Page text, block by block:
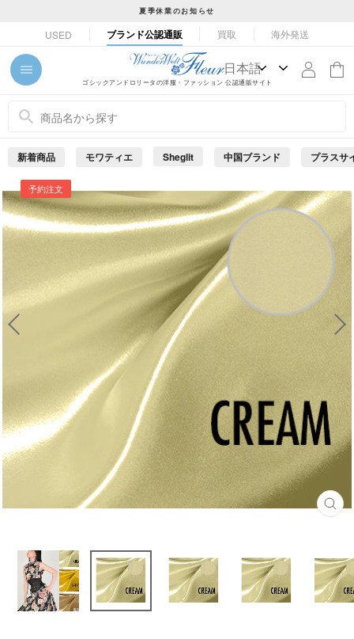
ン
ツ
る
ラ
イ
ド
止
夏季休業のお知らせ
USED ブランド公認通販 買取 海外発送
ゴシックアンドロリータの洋服・ファッション 公認通販サイト
新着商品 モワティエ Sheglit 中国ブランド プラスサ
閉
予約注文